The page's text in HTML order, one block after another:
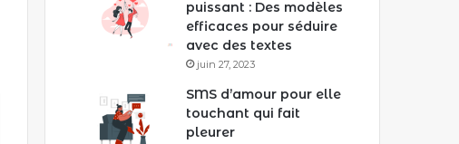
puissant : Des modèles
efficaces pour séduire
avec des textes
juin 27, 2023
SMS d’amour pour elle
touchant qui fait
pleurer